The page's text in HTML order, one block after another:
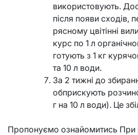
використовують.
після появи сходів,
рясному цвітінні
курс по 1 л
готують з 1 кг
та 10 л води.
За 2 тижні до
обприскують
г на 10 л води). Це
Пропонуємо ознайомитись При